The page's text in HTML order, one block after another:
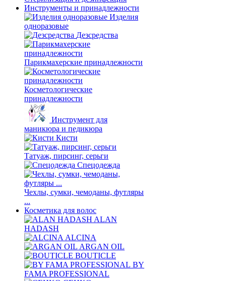
Инструменты и принадлежности
Изделия
одноразовые
Дезсредства
Парикмахерские принадлежности
Косметологические
принадлежности
Инструмент для
маникюра и педикюра
Кисти
Татуаж, пирсинг, серьги
Спецодежда
Чехлы, сумки, чемоданы, футляры
...
Косметика для волос
ALAN
HADASH
ALCINA
ARGAN OIL
BOUTICLE
BY
FAMA PROFESSIONAL